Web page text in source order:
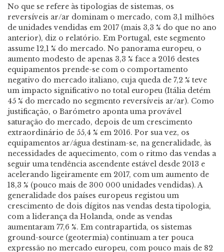
No que se refere às tipologias de sistemas, os
reversíveis ar/ar dominam o mercado, com 3,1 milhões
de unidades vendidas em 2017 (mais 3,3 % do que no ano
anterior), diz o relatório. Em Portugal, este segmento
assume 12,1 % do mercado. No panorama europeu, o
aumento modesto de apenas 3,3 % face a 2016 destes
equipamentos prende-se com o comportamento
negativo do mercado italiano, cuja queda de 7,2 % teve
um impacto significativo no total europeu (Itália detém
45 % do mercado no segmento reversíveis ar/ar). Como
justificação, o Barómetro aponta uma provável
saturação do mercado, depois de um crescimento
extraordinário de 55,4 % em 2016. Por sua vez, os
equipamentos ar/água destinam-se, na generalidade, às
necessidades de aquecimento, com o ritmo das vendas a
seguir uma tendência ascendente estável desde 2013 e
acelerando ligeiramente em 2017, com um aumento de
18,3 % (pouco mais de 300 000 unidades vendidas). A
generalidade dos países europeus registou um
crescimento de dois dígitos nas vendas desta tipologia,
com a liderança da Holanda, onde as vendas
aumentaram 77,6 %. Em contrapartida, os sistemas
ground-source (geotermia) continuam a ter pouca
expressão no mercado europeu, com pouco mais de 82